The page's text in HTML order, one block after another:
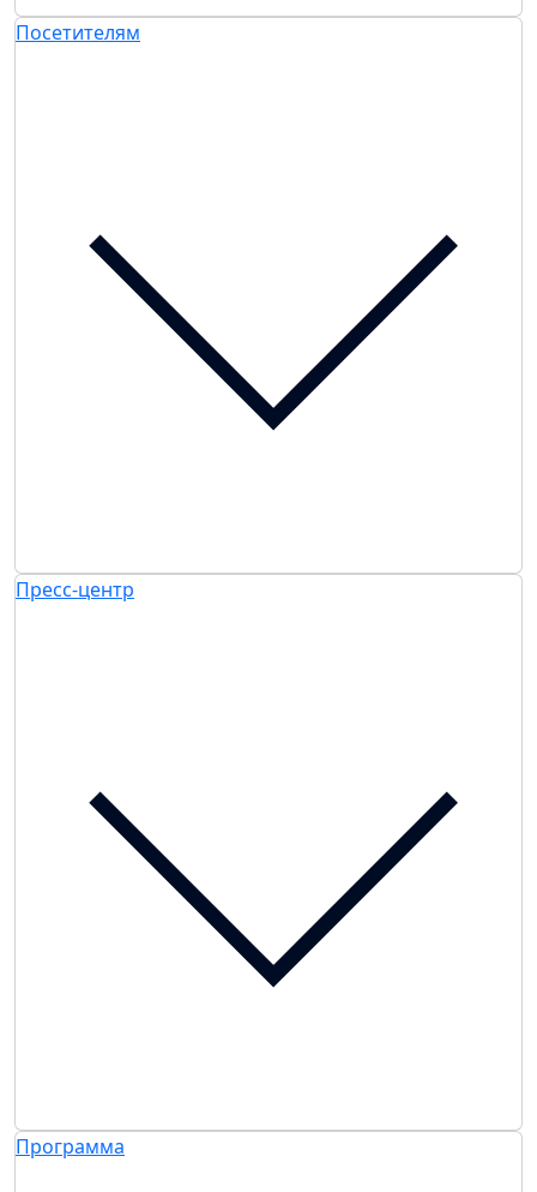
Посетителям
Пресс-центр
Программа